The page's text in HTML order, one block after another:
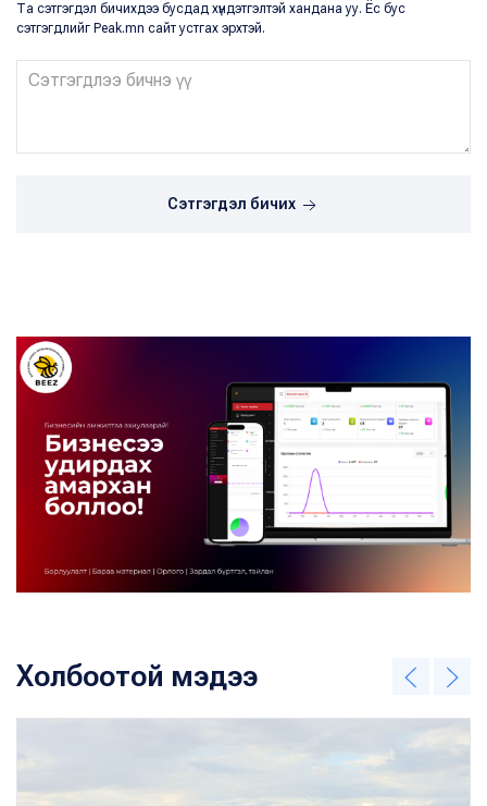
Та сэтгэгдэл бичихдээ бусдад хүндэтгэлтэй хандана уу. Ёс бус
сэтгэгдлийг Peak.mn сайт устгах эрхтэй.
Сэтгэгдэл бичих
Холбоотой мэдээ